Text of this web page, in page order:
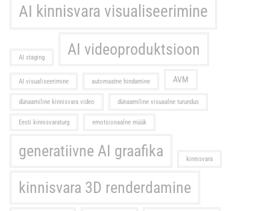
AI kinnisvara visualiseerimine
AI staging AI videoproduktsioon
AI visualiseerimine automaatne hindamine AVM
dünaamiline kinnisvara video dünaamiline visuaalne turundus
Eesti kinnisvaraturg emotsionaalne müük
generatiivne AI graafika kinnisvara
kinnisvara 3D renderdamine